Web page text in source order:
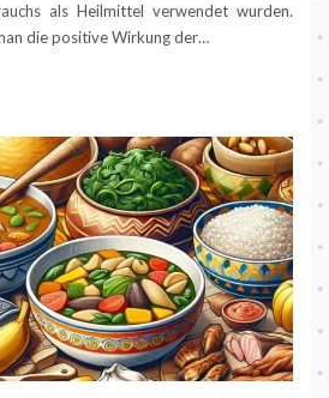
als Heilmittel verwendet wurden.
die positive Wirkung der…